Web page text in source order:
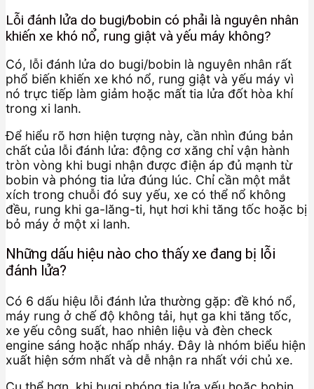
Lỗi đánh lửa do bugi/bobin có phải là nguyên nhân
khiến xe khó nổ, rung giật và yếu máy không?
Có, lỗi đánh lửa do bugi/bobin là nguyên nhân rất
phổ biến khiến xe khó nổ, rung giật và yếu máy vì
nó trực tiếp làm giảm hoặc mất tia lửa đốt hòa khí
trong xi lanh.
Để hiểu rõ hơn hiện tượng này, cần nhìn đúng bản
chất của lỗi đánh lửa: động cơ xăng chỉ vận hành
tròn vòng khi bugi nhận được điện áp đủ mạnh từ
bobin và phóng tia lửa đúng lúc. Chỉ cần một mắt
xích trong chuỗi đó suy yếu, xe có thể nổ không
đều, rung khi ga-lăng-ti, hụt hơi khi tăng tốc hoặc bị
bỏ máy ở một xi lanh.
Những dấu hiệu nào cho thấy xe đang bị lỗi
đánh lửa?
Có 6 dấu hiệu lỗi đánh lửa thường gặp: đề khó nổ,
máy rung ở chế độ không tải, hụt ga khi tăng tốc,
xe yếu công suất, hao nhiên liệu và đèn check
engine sáng hoặc nhấp nháy. Đây là nhóm biểu hiện
xuất hiện sớm nhất và dễ nhận ra nhất với chủ xe.